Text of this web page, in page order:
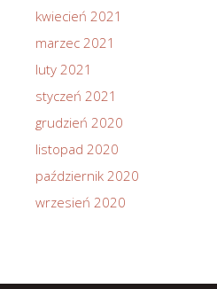
kwiecień 2021
marzec 2021
luty 2021
styczeń 2021
grudzień 2020
listopad 2020
październik 2020
wrzesień 2020